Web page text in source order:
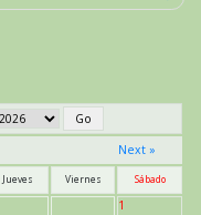
Next »
Jueves Viernes Sábado
1